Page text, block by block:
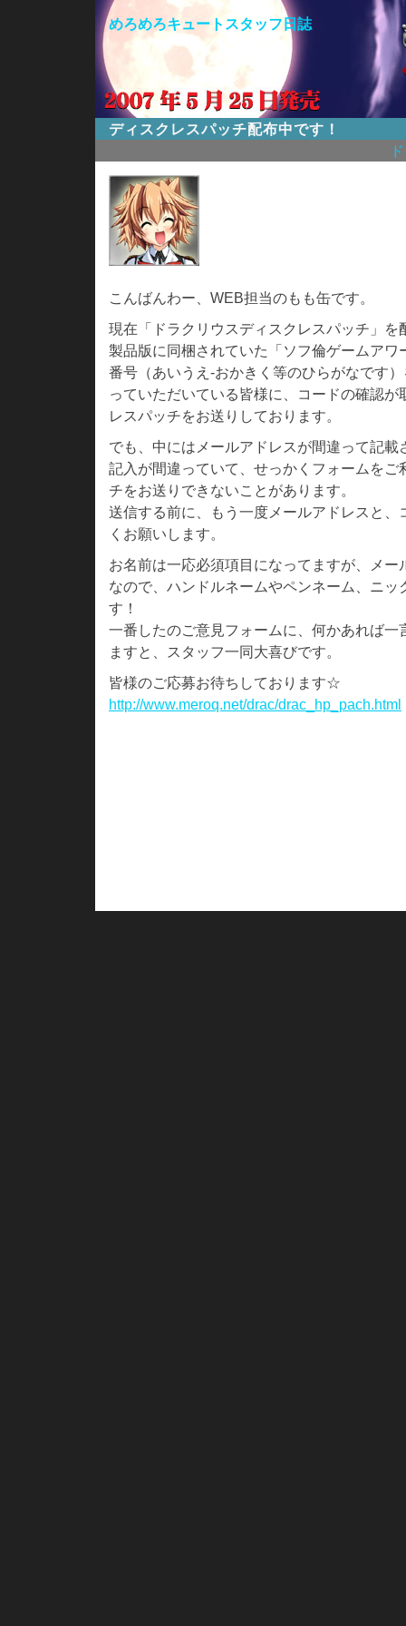
めろめろキュートスタッフ日誌
ディスクレスパッチ配布中です！
こんばんわー、WEB担当のもも缶です。
現在「ドラクリウスディスクレスパッチ」を
製品版に同梱されていた「ソフ倫ゲームアワ
番号（あいうえ-おかきく等のひらがなです
っていただいている皆様に、コードの確認が
レスパッチをお送りしております。
でも、中にはメールアドレスが間違って記載
記入が間違っていて、せっかくフォームをご
チをお送りできないことがあります。
送信する前に、もう一度メールアドレスと、
くお願いします。
お名前は一応必須項目になってますが、メー
なので、ハンドルネームやペンネーム、ニッ
す！
一番したのご意見フォームに、何かあれば一
ますと、スタッフ一同大喜びです。
皆様のご応募お待ちしております☆
http://www.meroq.net/drac/drac_hp_pach.html